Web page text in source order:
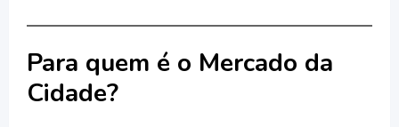
Para quem é o Mercado da
Cidade?